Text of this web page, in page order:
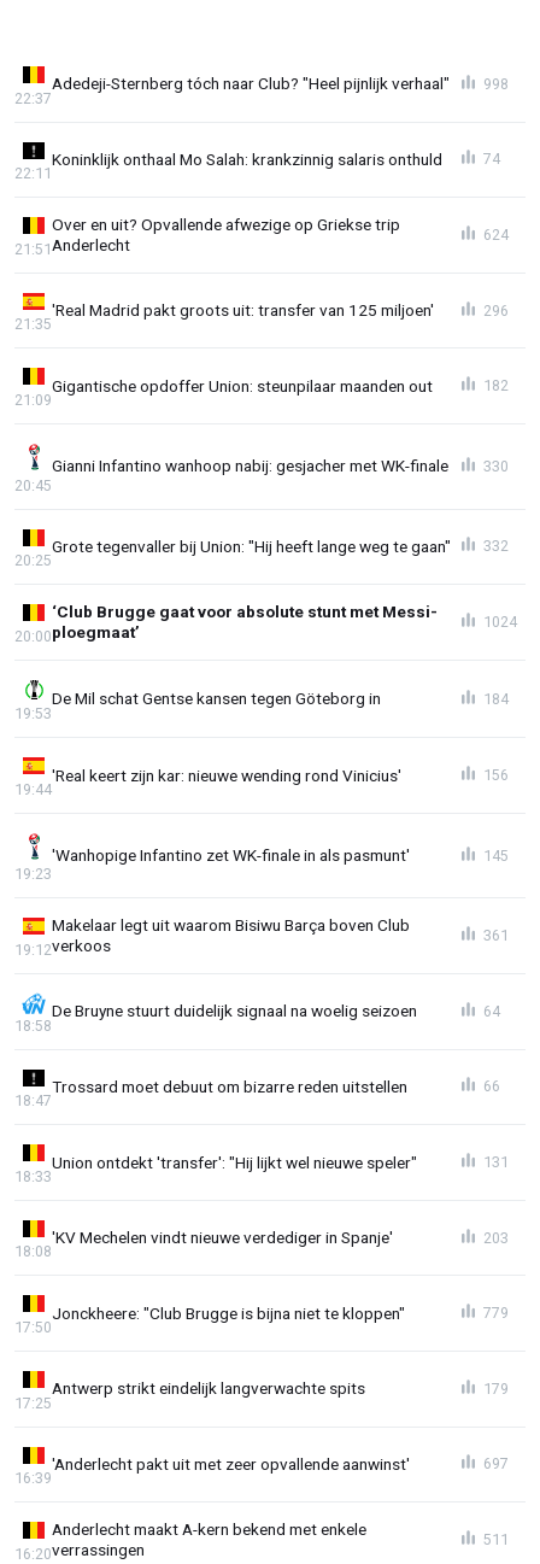
Adedeji-Sternberg tóch naar Club? "Heel pijnlijk verhaal"
22:37
998
Koninklijk onthaal Mo Salah: krankzinnig salaris onthuld
22:11
74
Over en uit? Opvallende afwezige op Griekse trip
Anderlecht
21:51
624
'Real Madrid pakt groots uit: transfer van 125 miljoen'
21:35
296
Gigantische opdoffer Union: steunpilaar maanden out
21:09
182
Gianni Infantino wanhoop nabij: gesjacher met WK-finale
20:45
330
Grote tegenvaller bij Union: "Hij heeft lange weg te gaan"
20:25
332
‘Club Brugge gaat voor absolute stunt met Messi-
ploegmaat’
20:00
1024
De Mil schat Gentse kansen tegen Göteborg in
19:53
184
'Real keert zijn kar: nieuwe wending rond Vinicius'
19:44
156
'Wanhopige Infantino zet WK-finale in als pasmunt'
19:23
145
Makelaar legt uit waarom Bisiwu Barça boven Club
verkoos
19:12
361
De Bruyne stuurt duidelijk signaal na woelig seizoen
18:58
64
Trossard moet debuut om bizarre reden uitstellen
18:47
66
Union ontdekt 'transfer': "Hij lijkt wel nieuwe speler"
18:33
131
'KV Mechelen vindt nieuwe verdediger in Spanje'
18:08
203
Jonckheere: "Club Brugge is bijna niet te kloppen"
17:50
779
Antwerp strikt eindelijk langverwachte spits
17:25
179
'Anderlecht pakt uit met zeer opvallende aanwinst'
16:39
697
Anderlecht maakt A-kern bekend met enkele
verrassingen
16:20
511